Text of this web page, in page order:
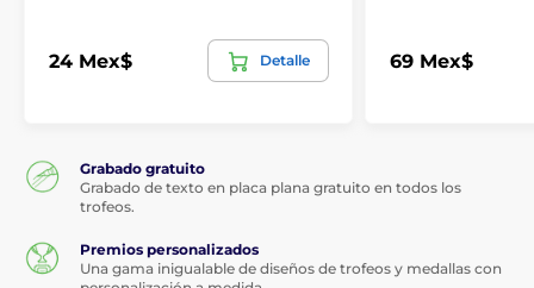
24 Mex$ Detalle 69 Mex$
Grabado gratuito
Grabado de texto en placa plana gratuito en todos los
trofeos.
Premios personalizados
Una gama inigualable de diseños de trofeos y medallas con